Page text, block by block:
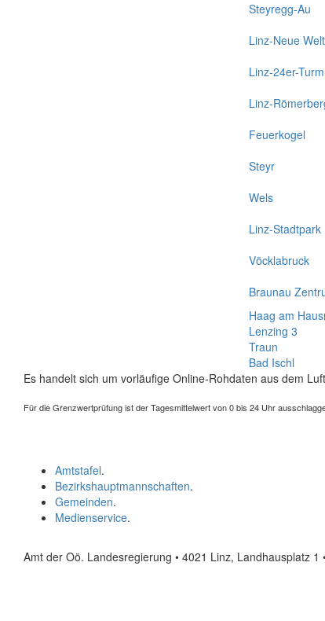
Steyregg-Au
Linz-Neue Welt
Linz-24er-Turm
Linz-
Feuerkogel
Steyr
Wels
Linz-Stadtpark
Vöcklabruck
Braunau
Haag am
Lenzing 3
Traun
Bad Ischl
Es handelt sich um vorläufige Online-Rohdaten aus dem
Für die Grenzwertprüfung ist der Tagesmittelwert von 0 bis 24 Uhr
Amtstafel.
Bezirkshauptmannschaften.
Gemeinden.
Medienservice.
Amt der Oö. Landesregierung • 4021 Linz, Landhausplatz 1